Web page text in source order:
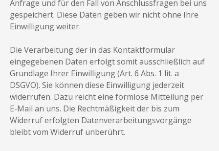
Anfrage und für den Fall von Anschlussfragen bei uns
gespeichert. Diese Daten geben wir nicht ohne Ihre
Einwilligung weiter.
Die Verarbeitung der in das Kontaktformular
eingegebenen Daten erfolgt somit ausschließlich auf
Grundlage Ihrer Einwilligung (Art. 6 Abs. 1 lit. a
DSGVO). Sie können diese Einwilligung jederzeit
widerrufen. Dazu reicht eine formlose Mitteilung per
E-Mail an uns. Die Rechtmäßigkeit der bis zum
Widerruf erfolgten Datenverarbeitungsvorgänge
bleibt vom Widerruf unberührt.